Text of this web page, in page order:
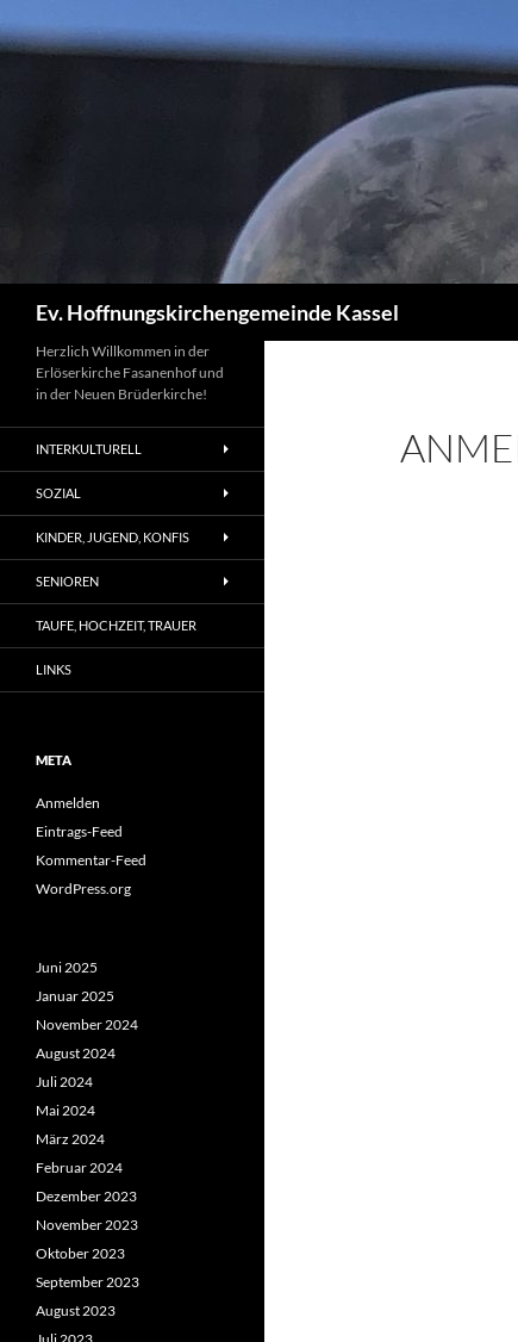
Inhalt
Ev. Hoffnungskirchengemeinde Kassel
Herzlich Willkommen in der
Erlöserkirche Fasanenhof und
in der Neuen Brüderkirche!
INTERKULTURELL
SOZIAL
KINDER, JUGEND, KONFIS
SENIOREN
TAUFE, HOCHZEIT, TRAUER
LINKS
META
Anmelden
Eintrags-Feed
Kommentar-Feed
WordPress.org
Juni 2025
Januar 2025
November 2024
August 2024
Juli 2024
Mai 2024
März 2024
Februar 2024
Dezember 2023
November 2023
Oktober 2023
September 2023
August 2023